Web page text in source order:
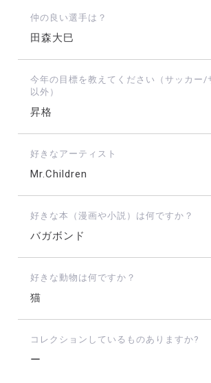
仲の良い選手は？
田森大巳
今年の目標を教えてください（サッカー/
以外）
昇格
好きなアーティスト
Mr.Children
好きな本（漫画や小説）は何ですか？
バガボンド
好きな動物は何ですか？
猫
コレクションしているものありますか?
ー